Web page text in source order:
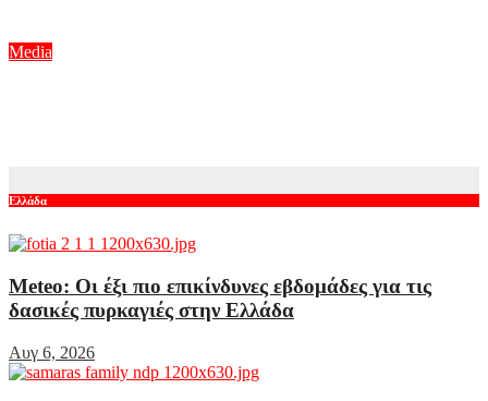
Media
Ελλάδα
Meteo: Οι έξι πιο επικίνδυνες εβδομάδες για τις
δασικές πυρκαγιές στην Ελλάδα
Αυγ 6, 2026